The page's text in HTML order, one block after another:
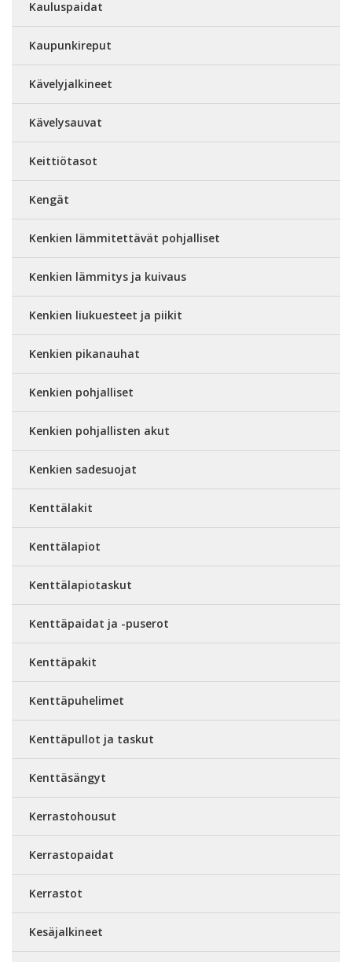
Kauluspaidat
Kaupunkireput
Kävelyjalkineet
Kävelysauvat
Keittiötasot
Kengät
Kenkien lämmitettävät pohjalliset
Kenkien lämmitys ja kuivaus
Kenkien liukuesteet ja piikit
Kenkien pikanauhat
Kenkien pohjalliset
Kenkien pohjallisten akut
Kenkien sadesuojat
Kenttälakit
Kenttälapiot
Kenttälapiotaskut
Kenttäpaidat ja -puserot
Kenttäpakit
Kenttäpuhelimet
Kenttäpullot ja taskut
Kenttäsängyt
Kerrastohousut
Kerrastopaidat
Kerrastot
Kesäjalkineet